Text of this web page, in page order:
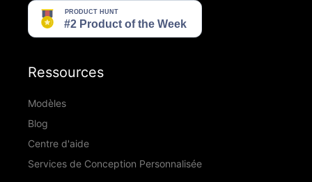
Ressources
Modèles
Blog
Centre d'aide
Services de Conception Personnalisée